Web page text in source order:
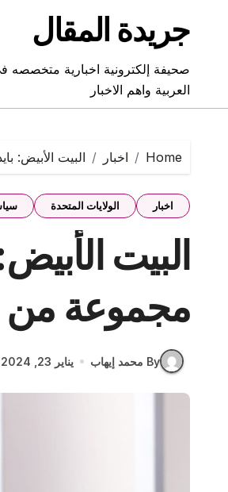
contentجريدة المقال
صحيفة إلكترونية اخبارية متخصصه
العربية واهم الاخبار
Home اخبار البيت الأبيض:
اخبار الولايات المتحدة
البيت
مجموعة من
By محمد إيهاب يناير 23, 2024